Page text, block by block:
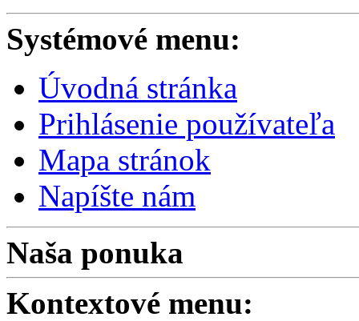
Systémové menu:
Úvodná stránka
Prihlásenie používateľa
Mapa stránok
Napíšte nám
Naša ponuka
Kontextové menu: